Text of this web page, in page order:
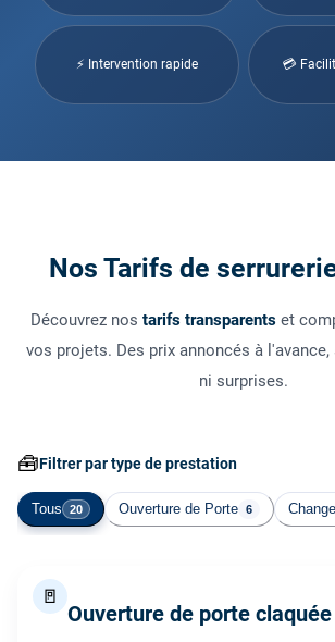
⚡ Intervention rapide 💳
Nos Tarifs de
Découvrez nos tarifs transparents et
vos projets. Des prix annoncés à
ni surprises.
🧰Filtrer par type de prestation
Tous 20 Ouverture de Porte 6
🚪
Ouverture de porte